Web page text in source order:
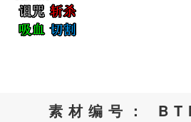
素材编号：